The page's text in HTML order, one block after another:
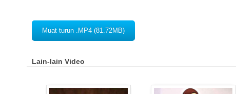
Muat turun .MP4 (81.72MB)
Lain-lain Video